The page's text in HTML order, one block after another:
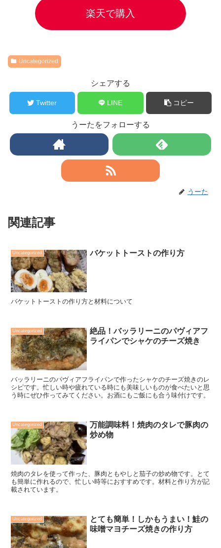
楽天で購入
Uncategorized
シェアする
Twitter LINE コピー
うーたをフォローする
うーた
関連記事
Uncategorized バケットトーストの作り方
バケットトーストの作り方と材料について
Uncategorized
絶品！バッラリーニのパヴィアフ
ライパンでシャケのチーズ焼き
バッラリーニのパヴィアフライパンで作ったシャケのチーズ焼きのレ
シピです。忙しい時や疲れている時にも美味しいものが食べたいと思
う時にぜひ作ってみてください。お酒にもご飯にも合う味付けです。
Uncategorized
万能調味料！焼肉のタレで豚肉の
炒め物
焼肉のタレを使って作った、豚肉ともやしと茄子の炒め物です。とて
も簡単に作れるので、忙しい時等におすすめです。材料と作り方が記
載されています。
Uncategorized
とても簡単！しかもうまい！鮭の
味噌マヨチーズ焼きの作り方